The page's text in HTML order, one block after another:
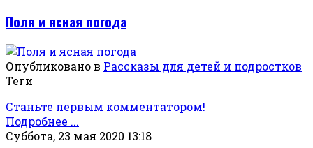
Поля и ясная погода
Опубликовано в Рассказы для детей и подростков
Теги
Станьте первым комментатором!
Подробнее ...
Суббота, 23 мая 2020 13:18